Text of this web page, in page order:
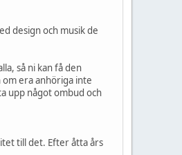
design och musik de
så ni kan få den
om era anhöriga inte
upp något ombud och
till det. Efter åtta års